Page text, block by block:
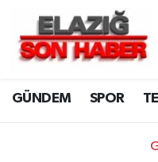
GÜNDEM SPOR
CANLI YAYIN
ASAYİŞ
BİLİM VE
Merkez Hava
Merkez Trafik
Süper Lig Puan